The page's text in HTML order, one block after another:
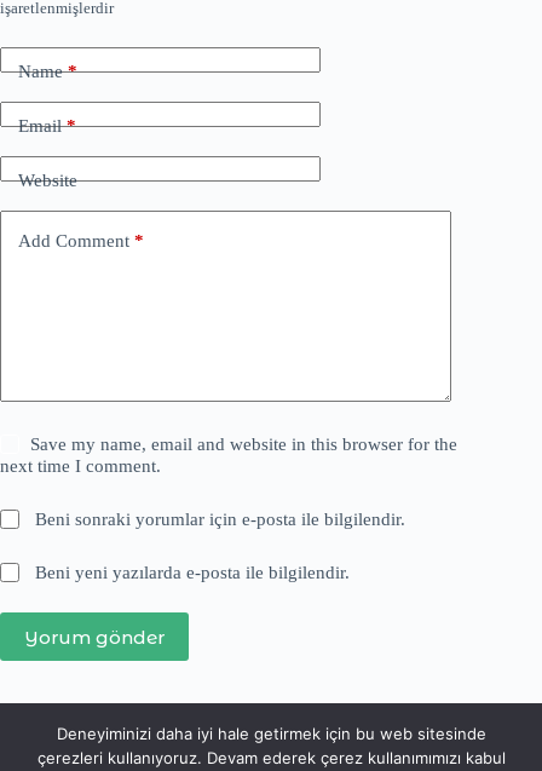
işaretlenmişlerdir
Name*
Email*
Website
Add Comment *
Save my name, email and website in this browser for the
next time I comment.
Beni sonraki yorumlar için e-posta ile bilgilendir.
Beni yeni yazılarda e-posta ile bilgilendir.
Yorum gönder
Deneyiminizi daha iyi hale getirmek için bu web sitesinde
çerezleri kullanıyoruz. Devam ederek çerez kullanımımızı kabul